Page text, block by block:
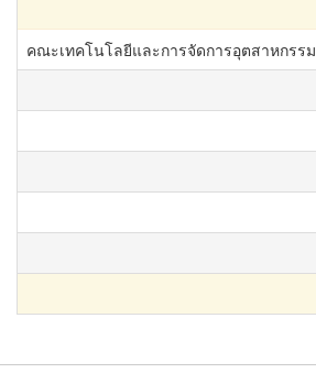
คณะเทคโนโลยีและการจัดการอุตสาหกรรม